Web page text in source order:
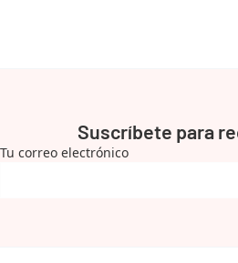
Suscríbete para
Tu correo electrónico